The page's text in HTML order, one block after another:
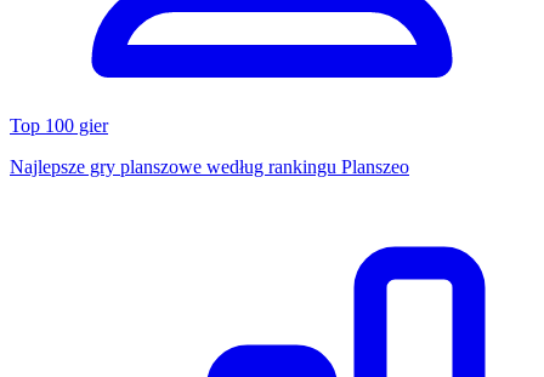
Top 100 gier
Najlepsze gry planszowe według rankingu Planszeo